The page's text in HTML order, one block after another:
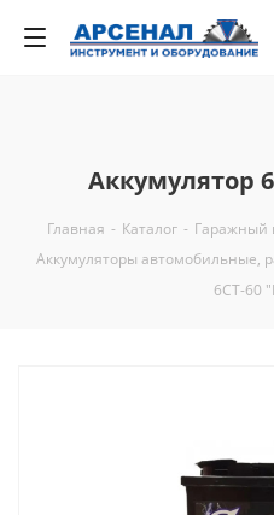
Аккумулятор
Главная - Каталог - Гаражный
Аккумуляторы автомобильные,
6СТ-60